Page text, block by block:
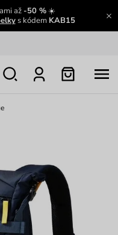
až -50 %☀️
s kódem KAB15